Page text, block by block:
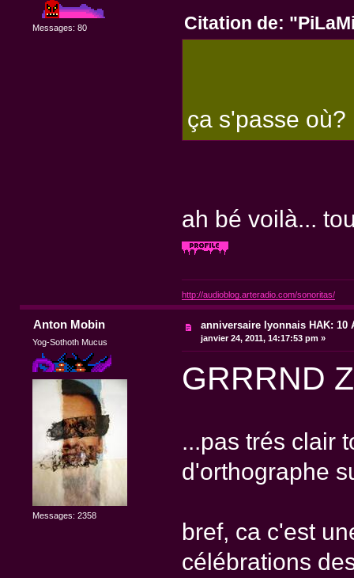
Messages: 80 Citation de:
ça s'passe où?
ah bé voilà...
http://audioblog.arteradio.com/sonoritas/
Anton Mobin
Yog-Sothoth Mucus
Messages: 2358
anniversaire lyonnais HAK: 10
janvier 24, 2011, 14:17:53 pm »
GRRRND
...pas trés clair
d'orthographe
bref, ca c'est
célébrations